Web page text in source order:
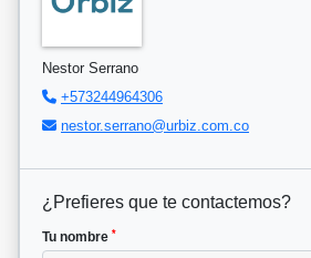
Nestor Serrano
+573244964306
nestor.serrano@urbiz.com.co
¿Prefieres que te contactemos?
Tu nombre *